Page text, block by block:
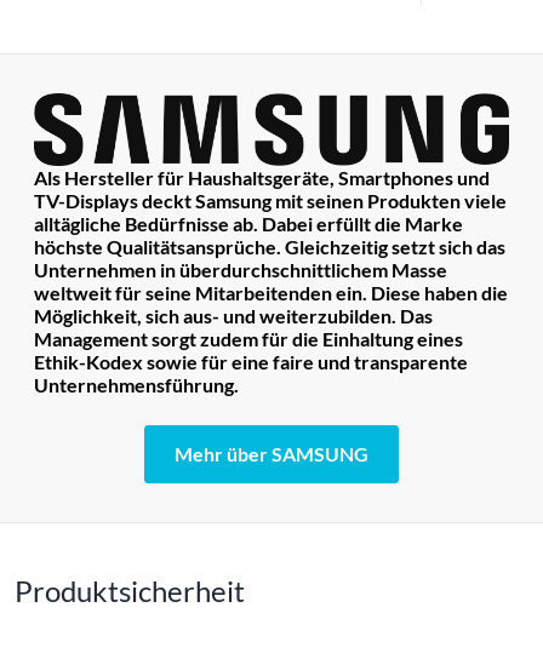
Als Hersteller für Haushaltsgeräte, Smartphones und
TV-Displays deckt Samsung mit seinen Produkten viele
alltägliche Bedürfnisse ab. Dabei erfüllt die Marke
höchste Qualitätsansprüche. Gleichzeitig setzt sich das
Unternehmen in überdurchschnittlichem Masse
weltweit für seine Mitarbeitenden ein. Diese haben die
Möglichkeit, sich aus- und weiterzubilden. Das
Management sorgt zudem für die Einhaltung eines
Ethik-Kodex sowie für eine faire und transparente
Unternehmensführung.
Mehr über SAMSUNG
Produktsicherheit